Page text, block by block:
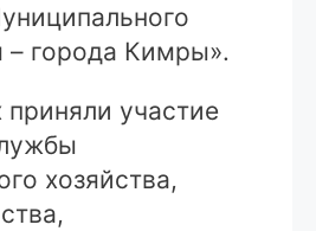
– города Кимры».
участие
хозяйства,